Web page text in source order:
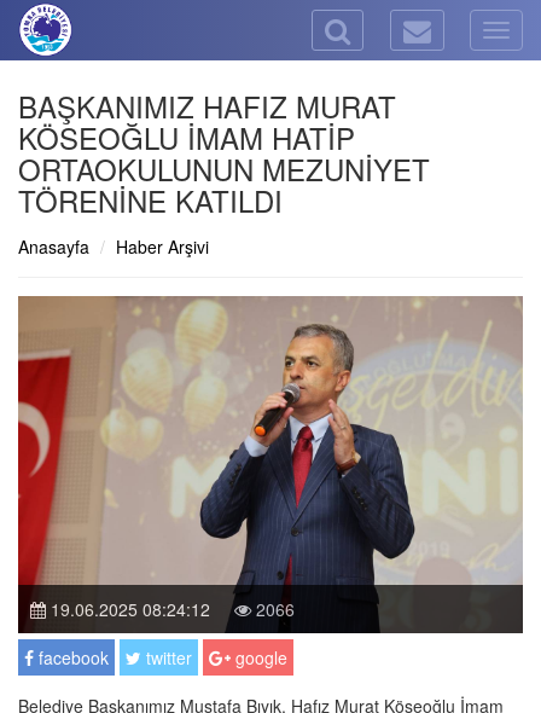
BAŞKANIMIZ HAFIZ MURAT
KÖSEOĞLU İMAM HATİP
ORTAOKULUNUN MEZUNİYET
TÖRENİNE KATILDI
Anasayfa Haber Arşivi
19.06.2025 08:24:12
2066
facebook
twitter
google
Belediye Başkanımız Mustafa Bıyık, Hafız Murat Köseoğlu İmam